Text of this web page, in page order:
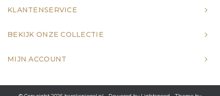
KLANTENSERVICE
BEKIJK ONZE COLLECTIE
MIJN ACCOUNT